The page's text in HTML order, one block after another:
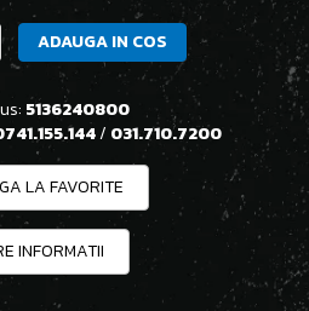
ADAUGA IN COS
5136240800
/ 031.710.7200
LA FAVORITE
INFORMATII